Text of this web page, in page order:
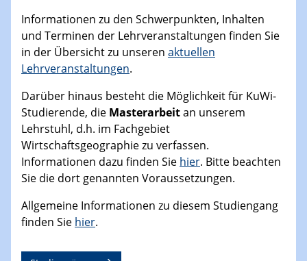
Informationen zu den Schwerpunkten, Inhalten
und Terminen der Lehrveranstaltungen finden Sie
in der Übersicht zu unseren aktuellen
Lehrveranstaltungen.
Darüber hinaus besteht die Möglichkeit für KuWi-
Studierende, die Masterarbeitan unserem
Lehrstuhl, d.h. im Fachgebiet
Wirtschaftsgeographie zu verfassen.
Informationen dazu finden Sie hier. Bitte beachten
Sie die dort genannten Voraussetzungen.
Allgemeine Informationen zu diesem Studiengang
finden Sie hier.